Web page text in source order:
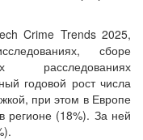
Crime Trends 2025,
сборе
годовой рост числа
при этом в Европе
регионе (18%). За ней